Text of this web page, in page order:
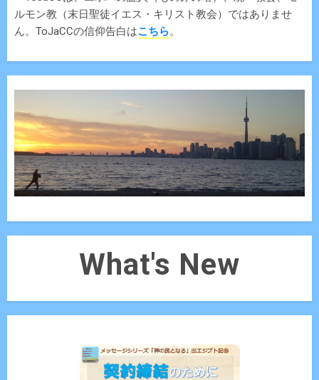
ルモン教（末日聖徒イエス・キリスト教会）ではありませ
ん。ToJaCCの信仰告白はこちら。
What's New